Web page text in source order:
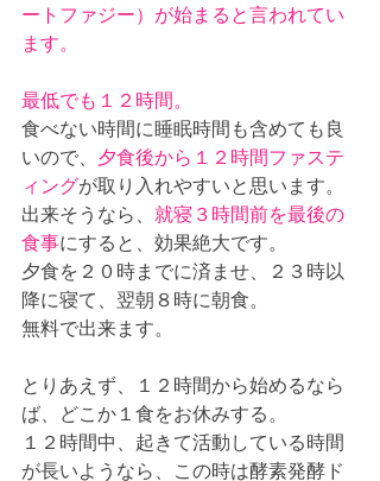
ートファジー）が始まると言われてい
ます。
最低でも１２時間。
食べない時間に睡眠時間も含めても良
いので、 夕食後から１２時間ファステ
ィングが取り入れやすいと思います。
出来そうなら、 就寝３時間前を最後の
食事にすると、効果絶大です。
夕食を２０時までに済ませ、２３時以
降に寝て、翌朝８時に朝食。
無料で出来ます。
とりあえず、１２時間から始めるなら
ば、どこか１食をお休みする。
１２時間中、起きて活動している時間
が長いようなら、この時は酵素発酵ド